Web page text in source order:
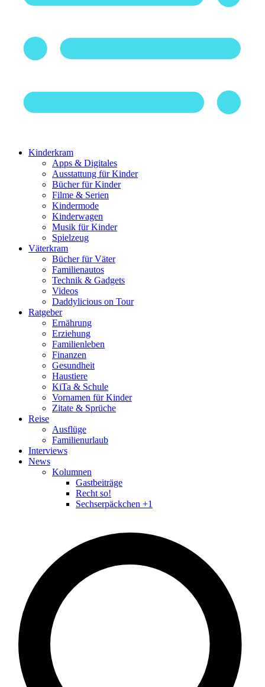
Kinderkram
Apps & Digitales
Ausstattung für Kinder
Bücher für Kinder
Filme & Serien
Kindermode
Kinderwagen
Musik für Kinder
Spielzeug
Väterkram
Bücher für Väter
Familienautos
Technik & Gadgets
Videos
Daddylicious on Tour
Ratgeber
Ernährung
Erziehung
Familienleben
Finanzen
Gesundheit
Haustiere
KiTa & Schule
Vornamen für Kinder
Zitate & Sprüche
Reise
Ausflüge
Familienurlaub
Interviews
News
Kolumnen
Gastbeiträge
Recht so!
Sechserpäckchen +1